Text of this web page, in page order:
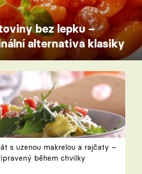
bez lepku –
alternativa klasiky
s uzenou makrelou a rajčaty –
během chvilky